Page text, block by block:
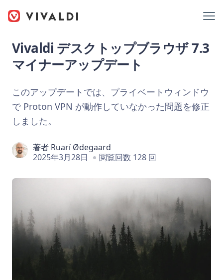
Vivaldi デスクトップブラウザ 7.3
マイナーアップデート
このアップデートでは、プライベートウィンドウ
で Proton VPN が動作していなかった問題を修正
しました。
著者 Ruarí Ødegaard
2025年3月28日
閲覧回数 128 回